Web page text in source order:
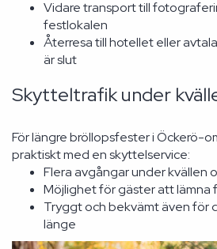
Vidare transport till
festlokalen
Återresa till hotellet eller
är slut
Skytteltrafik under
För längre bröllopsfester i Öckerö-
praktiskt med en skyttelservice:
Flera avgångar under kvällen
Möjlighet för gäster att lämna
Tryggt och bekvämt även för
länge